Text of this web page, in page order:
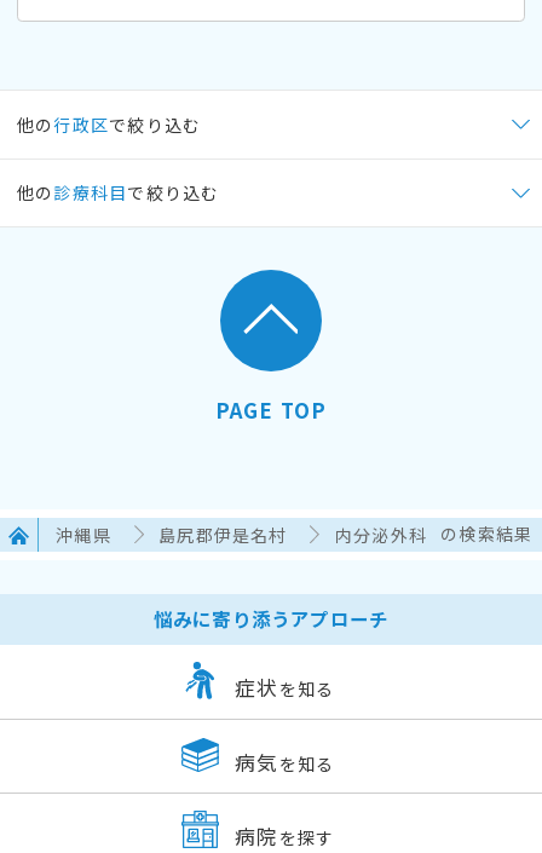
他の行政区で絞り込む
他の 診療科目で絞り込む
PAGE TOP
沖縄県 島尻郡伊是名村 内分泌外科 の検索結果
悩みに寄り添うアプローチ
症状 を知る
病気 を知る
病院 を探す